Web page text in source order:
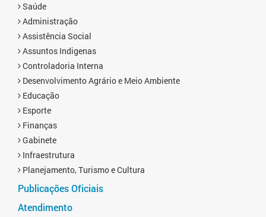
Saúde
Administração
Assistência Social
Assuntos Indigenas
Controladoria Interna
Desenvolvimento Agrário e Meio Ambiente
Educação
Esporte
Finanças
Gabinete
Infraestrutura
Planejamento, Turismo e Cultura
Publicações Oficiais
Atendimento